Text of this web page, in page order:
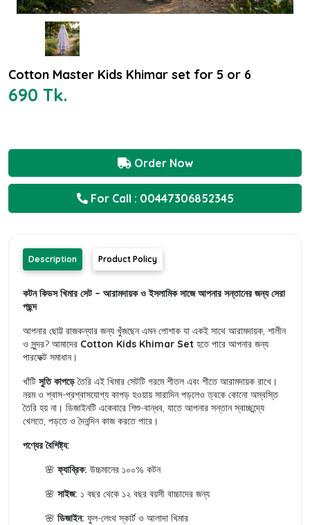
Cotton Master Kids Khimar set for 5 or 6
690 Tk.
Order Now
For Call : 00447306852345
Description Product Policy
কটন কিডস খিমার সেট – আরামদায়ক ও ইসলামিক সাজে আপনার সন্তানের জন্য সেরা
পছন্দ
আপনার ছোট্ট রাজকন্যার জন্য খুঁজছেন এমন পোশাক যা একই সাথে আরামদায়ক, শালীন
ও সুন্দর? আমাদের Cotton Kids Khimar Set হতে পারে আপনার জন্য
পারফেক্ট সমাধান।
খাঁটি সুতি কাপড়েতৈরি এই খিমার সেটটি গরমে শীতল এবং শীতে আরামদায়ক রাখে।
নরম ও শ্বাস-প্রশ্বাসযোগ্য কাপড় হওয়ায় সারাদিন পড়লেও ত্বকে কোনো অস্বস্তি
তৈরি হয় না। ডিজাইনটি একেবারে শিশু-বান্ধব, যাতে আপনার সন্তান স্বাচ্ছন্দ্যে
খেলতে, পড়তে ও দৈনন্দিন কাজ করতে পারে।
পণ্যের বৈশিষ্ট্য:
🌸ফ্যাব্রিক: উচ্চমানের ১০০% কটন
🌸 সাইজ: ১ বছর থেকে ১২ বছর বয়সী বাচ্চাদের জন্য
🌸 ডিজাইন: ফুল-লেংথ স্কার্ট ও আলাদা খিমার